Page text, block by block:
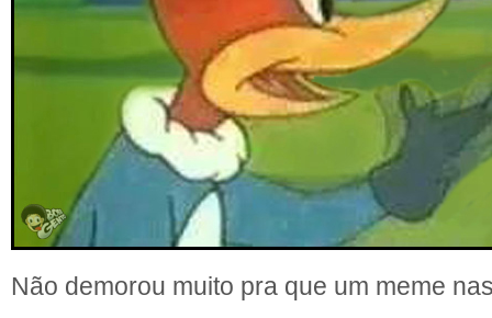
Não demorou muito pra que um meme